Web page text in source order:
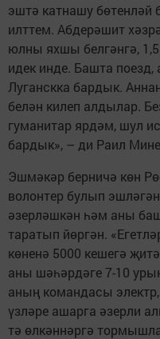
эштә катнашу бөтенләй
илттем. Абдерәшит
юлны яхшы белгәнгә,
идек инде. Башта
Луганскка бардык.
белән килеп алдылар.
гуманитар ярдәм, шул
бардык», – ди Раил
Эшмәкәр берничә көн
волонтер булып
әзерләшкән һәм аны
таратып йөргән.
көненә 5000 кешегә
аны шәһәрдәге 7-10
аның командасы
үзләре ашарга әзерли
тә өлкәннәргә